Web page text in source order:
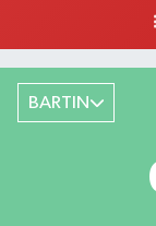
BARTIN